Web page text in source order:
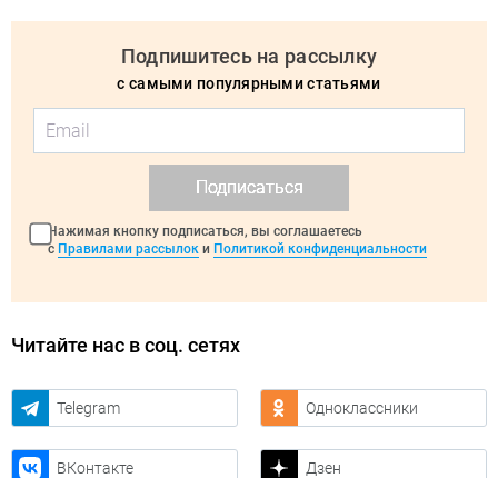
Подпишитесь на рассылку
с самыми популярными статьями
Подписаться
Нажимая кнопку подписаться, вы соглашаетесь
с Правилами рассылок и Политикой конфиденциальности
Читайте нас в соц. сетях
Telegram Одноклассники
ВКонтакте Дзен